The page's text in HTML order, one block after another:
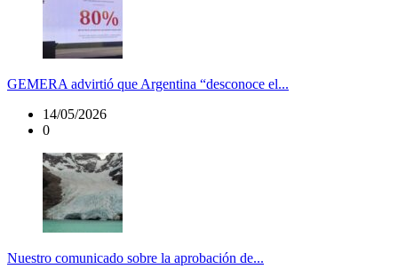
GEMERA advirtió que Argentina “desconoce el...
14/05/2026
0
Nuestro comunicado sobre la aprobación de...